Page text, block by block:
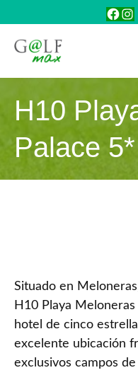
al
contenido
H10
Palace 5*
Situado en
H10 Playa
hotel de cinco
excelente ubicación
exclusivos campos